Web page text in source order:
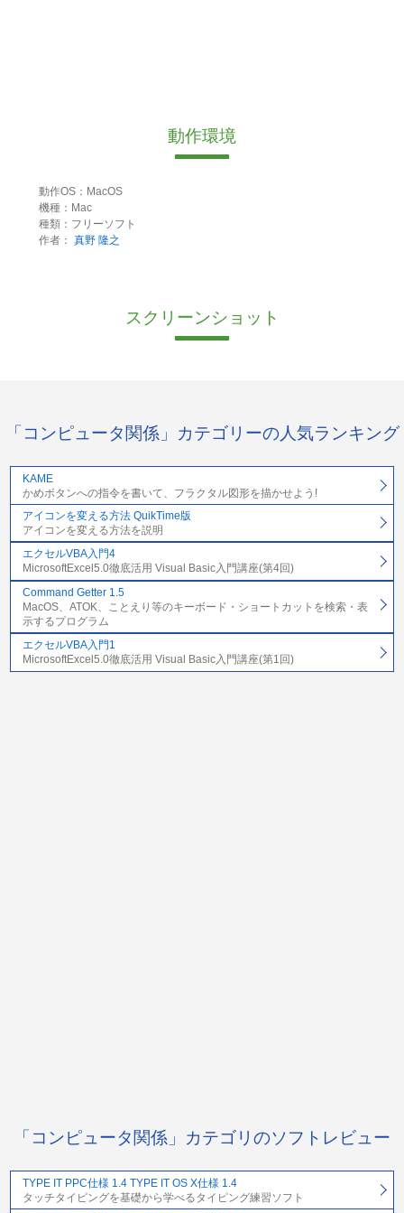
動作環境
動作OS：MacOS
機種：Mac
種類：フリーソフト
作者： 真野 隆之
スクリーンショット
「コンピュータ関係」カテゴリーの人気ランキング
KAME
かめボタンへの指令を書いて、フラクタル図形を描かせよう!
アイコンを変える方法 QuikTime版
アイコンを変える方法を説明
エクセルVBA入門4
MicrosoftExcel5.0徹底活用 Visual Basic入門講座(第4回)
Command Getter 1.5
MacOS、ATOK、ことえり等のキーボード・ショートカットを検索・表
示するプログラム
エクセルVBA入門1
MicrosoftExcel5.0徹底活用 Visual Basic入門講座(第1回)
「コンピュータ関係」カテゴリのソフトレビュー
TYPE IT PPC仕様 1.4 TYPE IT OS X仕様 1.4
タッチタイピングを基礎から学べるタイピング練習ソフト